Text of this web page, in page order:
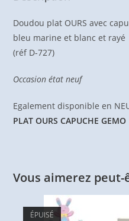
Doudou plat OURS avec
bleu marine et blanc et rayé
(réf D-727)
Occasion état neuf
Egalement disponible en
PLAT OURS CAPUCHE GEMO
Vous aimerez
ÉPUISÉ